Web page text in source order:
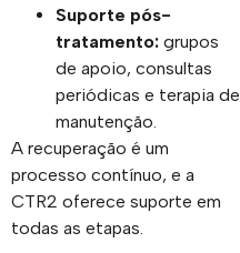
Suporte pós-
tratamento: grupos
de apoio, consultas
periódicas e terapia de
manutenção.
A recuperação é um
processo contínuo, e a
CTR2 oferece suporte em
todas as etapas.